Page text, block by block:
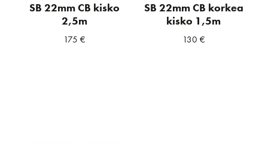
SB 22mm CB kisko
2,5m
175 €
SB 22mm CB korkea
kisko 1,5m
130 €